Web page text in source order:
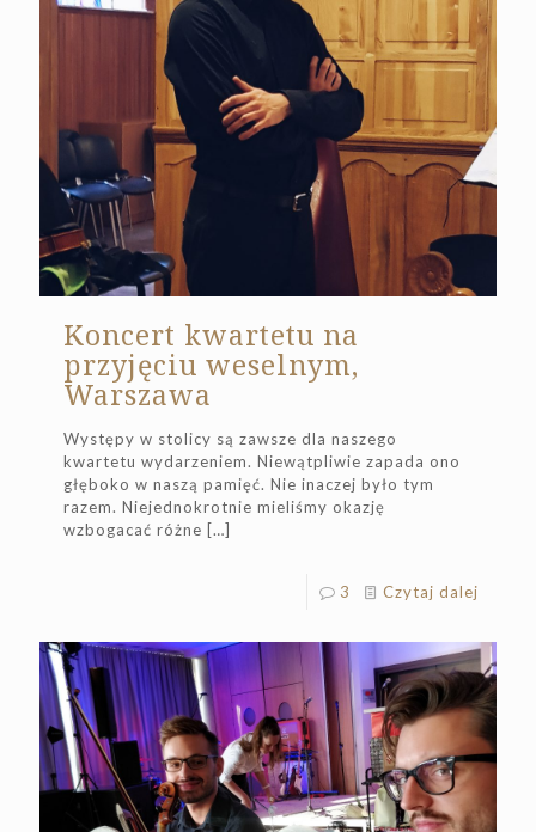
Koncert kwartetu na
przyjęciu weselnym,
Warszawa
Występy w stolicy są zawsze dla naszego
kwartetu wydarzeniem. Niewątpliwie zapada ono
głęboko w naszą pamięć. Nie inaczej było tym
razem. Niejednokrotnie mieliśmy okazję
wzbogacać różne […]
3 Czytaj dalej